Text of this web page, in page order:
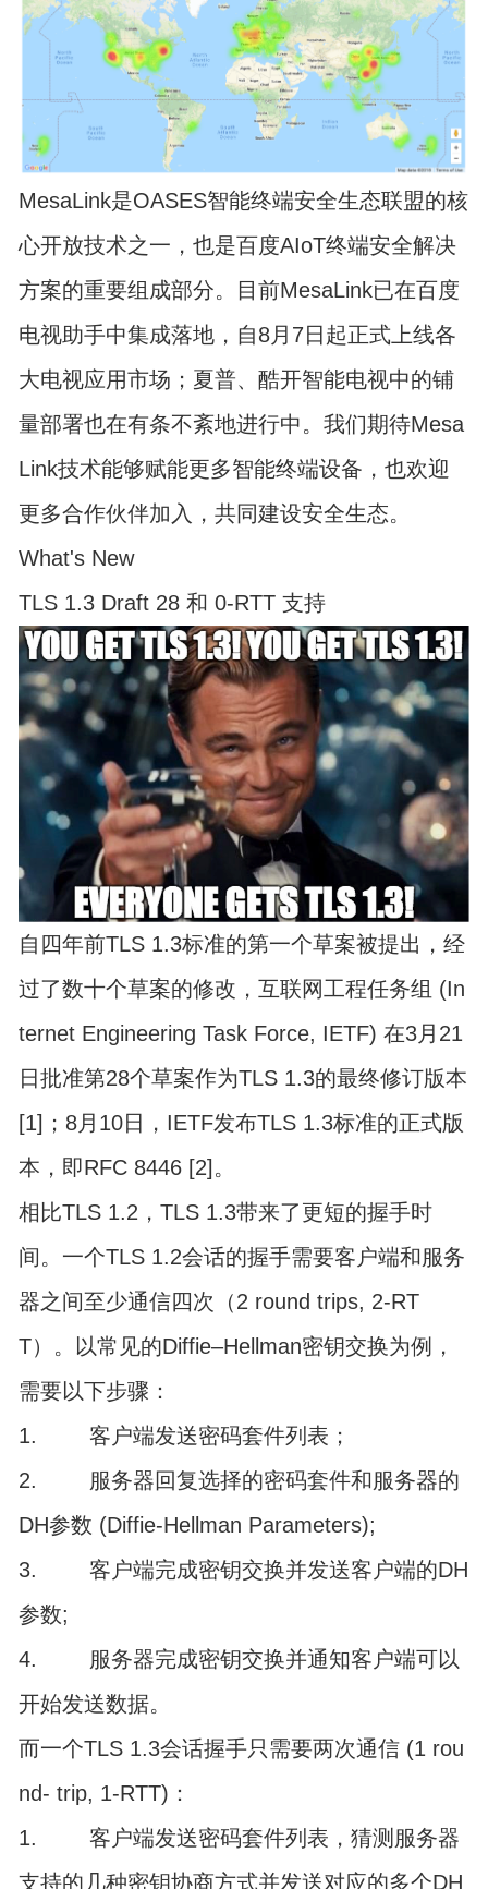
MesaLink是OASES智能终端安全生态联盟的核
心开放技术之一，也是百度AIoT终端安全解决
方案的重要组成部分。目前MesaLink已在百度
电视助手中集成落地，自8月7日起正式上线各
大电视应用市场；夏普、酷开智能电视中的铺
量部署也在有条不紊地进行中。我们期待Mesa
Link技术能够赋能更多智能终端设备，也欢迎
更多合作伙伴加入，共同建设安全生态。
What's New
TLS 1.3 Draft 28 和 0-RTT 支持
自四年前TLS 1.3标准的第一个草案被提出，经
过了数十个草案的修改，互联网工程任务组 (In
ternet Engineering Task Force, IETF) 在3月21
日批准第28个草案作为TLS 1.3的最终修订版本
[1]；8月10日，IETF发布TLS 1.3标准的正式版
本，即RFC 8446 [2]。
相比TLS 1.2，TLS 1.3带来了更短的握手时
间。一个TLS 1.2会话的握手需要客户端和服务
器之间至少通信四次（2 round trips, 2-RT
T）。以常见的Diffie–Hellman密钥交换为例，
需要以下步骤：
1. 客户端发送密码套件列表；
2. 服务器回复选择的密码套件和服务器的
DH参数 (Diffie-Hellman Parameters);
3. 客户端完成密钥交换并发送客户端的DH
参数;
4. 服务器完成密钥交换并通知客户端可以
开始发送数据。
而一个TLS 1.3会话握手只需要两次通信 (1 rou
nd- trip, 1-RTT)：
1. 客户端发送密码套件列表，猜测服务器
支持的几种密钥协商方式并发送对应的多个DH